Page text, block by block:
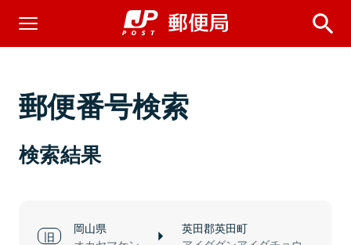
郵便番号検索
検索結果
岡山県 英田郡英田町